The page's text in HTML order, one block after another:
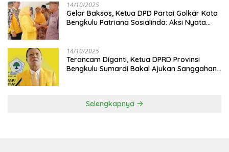
14/10/2025
‎Gelar Baksos, Ketua DPD Partai Golkar Kota
Bengkulu Patriana Sosialinda: Aksi Nyata
14/10/2025
Terancam Diganti, Ketua DPRD Provinsi
Bengkulu Sumardi Bakal Ajukan Sanggahan
Selengkapnya